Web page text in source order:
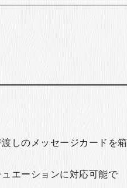
しのメッセージカードを箱
エーションに対応可能で